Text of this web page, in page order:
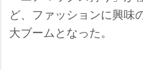
ど、ファッションに興味
大ブームとなった。